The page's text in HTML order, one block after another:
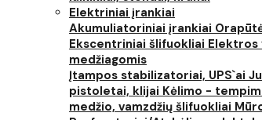
Elektriniai įrankiai
Akumuliatoriniai įrankiai
Ekscentriniai šlifuokliai Elektros
medžiagomis
Įtampos stabilizatoriai, UPS`ai
pistoletai, klijai Kėlimo -
medžio, vamzdžių šlifuokliai